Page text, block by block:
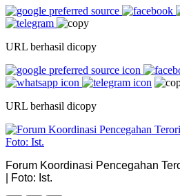
URL berhasil dicopy
URL berhasil dicopy
Forum Koordinasi Pencegahan
| Foto: Ist.